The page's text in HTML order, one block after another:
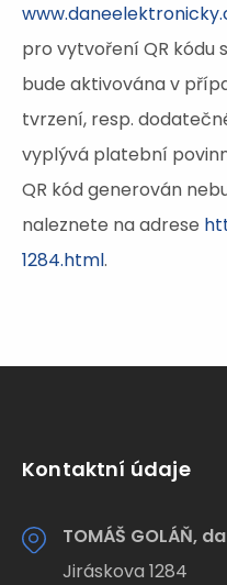
pro vytvoření QR
bude aktivována v
tvrzení, resp.
vyplývá platební
QR kód generován
naleznete na adrese
1284.html.
Kontaktní údaje
TOMÁŠ GOLÁŇ,
Jiráskova 1284